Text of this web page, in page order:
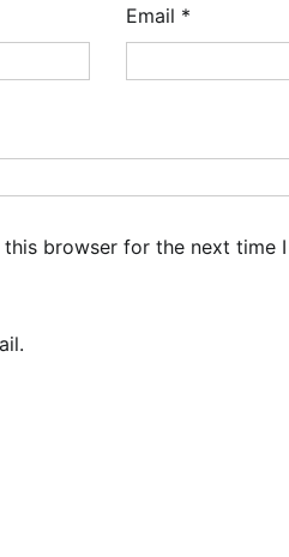
Email *
browser for the next time